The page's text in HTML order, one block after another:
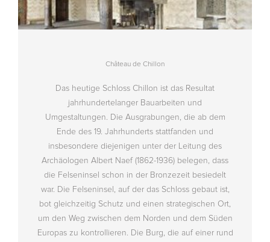
Château de Chillon
Das heutige Schloss Chillon ist das Resultat
jahrhundertelanger Bauarbeiten und
Umgestaltungen. Die Ausgrabungen, die ab dem
Ende des 19. Jahrhunderts stattfanden und
insbesondere diejenigen unter der Leitung des
Archäologen Albert Naef (1862-1936) belegen, dass
die Felseninsel schon in der Bronzezeit besiedelt
war. Die Felseninsel, auf der das Schloss gebaut ist,
bot gleichzeitig Schutz und einen strategischen Ort,
um den Weg zwischen dem Norden und dem Süden
Europas zu kontrollieren. Die Burg, die auf einer rund